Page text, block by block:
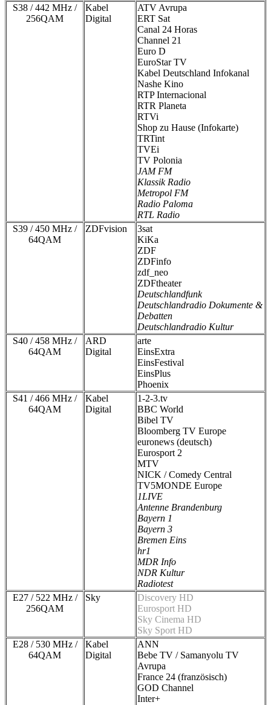
S38 / 442 MHz /
256QAM
Kabel
Digital
ATV Avrupa
ERT Sat
Canal 24 Horas
Channel 21
Euro D
EuroStar TV
Kabel Deutschland Infokanal
Nashe Kino
RTP Internacional
RTR Planeta
RTVi
Shop zu Hause (Infokarte)
TRTint
TVEi
TV Polonia
JAM FM
Klassik Radio
Metropol FM
Radio Paloma
RTL Radio
S39 / 450 MHz /
64QAM
ZDFvision
3sat
KiKa
ZDF
ZDFinfo
zdf_neo
ZDFtheater
Deutschlandfunk
Deutschlandradio Dokumente &
Debatten
Deutschlandradio Kultur
S40 / 458 MHz /
64QAM
ARD
Digital
arte
EinsExtra
EinsFestival
EinsPlus
Phoenix
S41 / 466 MHz /
64QAM
Kabel
Digital
1-2-3.tv
BBC World
Bibel TV
Bloomberg TV Europe
euronews (deutsch)
Eurosport 2
MTV
NICK / Comedy Central
TV5MONDE Europe
1LIVE
Antenne Brandenburg
Bayern 1
Bayern 3
Bremen Eins
hr1
MDR Info
NDR Kultur
Radiotest
E27 / 522 MHz /
256QAM
Sky
Discovery HD
Eurosport HD
Sky Cinema HD
Sky Sport HD
E28 / 530 MHz /
64QAM
Kabel
Digital
ANN
Bebe TV / Samanyolu TV
Avrupa
France 24 (französisch)
GOD Channel
Inter+